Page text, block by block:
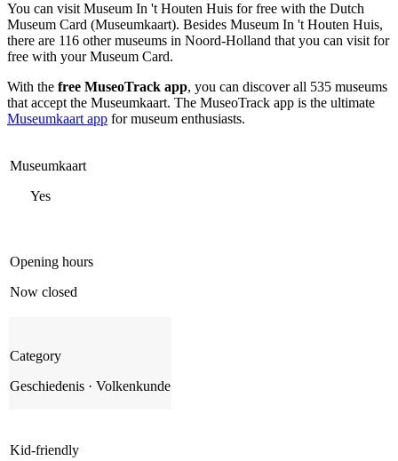
You can visit Museum In 't Houten Huis for free with the Dutch
Museum Card (Museumkaart). Besides Museum In 't Houten Huis,
there are 116 other museums in Noord-Holland that you can visit for
free with your Museum Card.
With the free MuseoTrack app, you can discover all 535 museums
that accept the Museumkaart. The MuseoTrack app is the ultimate
Museumkaart app for museum enthusiasts.
Museumkaart
Yes
Opening hours
Now closed
Category
Geschiedenis · Volkenkunde
Kid-friendly